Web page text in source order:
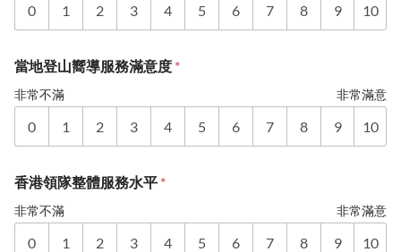
0 1 2 3 4 5 6 7 8 9 10
當地登山嚮導服務滿意度 *
非常不滿 非常滿意
0 1 2 3 4 5 6 7 8 9 10
香港領隊整體服務水平 *
非常不滿 非常滿意
0 1 2 3 4 5 6 7 8 9 10